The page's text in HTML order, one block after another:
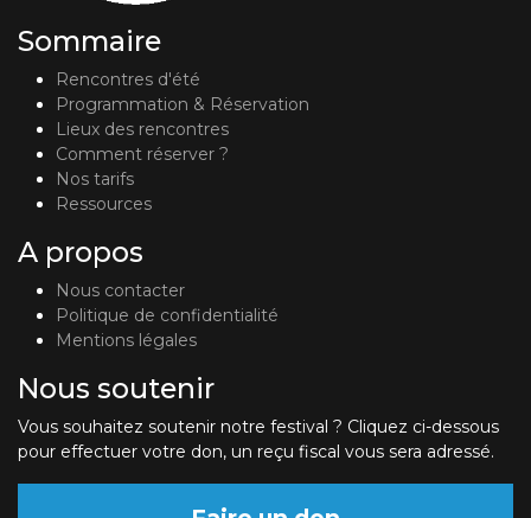
Sommaire
Rencontres d'été
Programmation & Réservation
Lieux des rencontres
Comment réserver ?
Nos tarifs
Ressources
A propos
Nous contacter
Politique de confidentialité
Mentions légales
Nous soutenir
Vous souhaitez soutenir notre festival ? Cliquez ci-dessous
pour effectuer votre don, un reçu fiscal vous sera adressé.